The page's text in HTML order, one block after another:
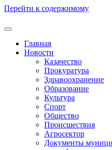
Перейти к содержимому
Главная
Новости
Казачество
Прокуратура
Здравоохранение
Образование
Культура
Спорт
Общество
Происшествия
Агросектор
Документы